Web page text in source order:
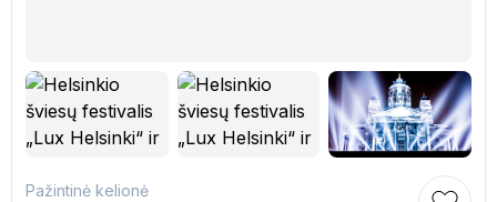
Pažintinė kelionė